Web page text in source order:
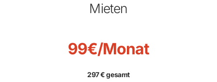
Mieten
99€/Monat
297 € gesamt